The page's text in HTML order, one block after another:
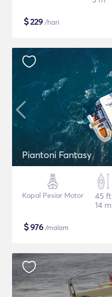
$229 /hari
Piantoni Fantasy
Kapal Pesiar Motor
45 ft
14 m
$976 /malam